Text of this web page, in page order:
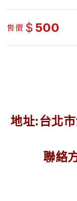
售價 $ 500
地址:台北
聯絡